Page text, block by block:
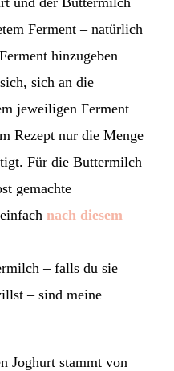
Ferment – natürlich
hinzugeben
sich an die
jeweiligen Ferment
Rezept nur die Menge
Für die Buttermilch
gemachte
nach diesem
– falls du sie
– sind meine
Joghurt stammt von